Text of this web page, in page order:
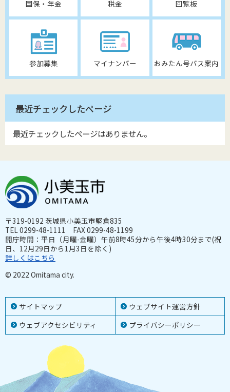
国保・年金 税金 回覧板
参加募集 マイナンバー おみたん号バス案内
最近チェックしたページ
最近チェックしたページはありません。
サイトマップ
ウェブサイト運営方針
ウェブアクセシビリティ
プライバシーポリシー
〒319-0192 茨城県小美玉市堅倉835
TEL 0299-48-1111 FAX 0299-48-1199
開庁時間：平日（月曜-金曜）午前8時45分から午後4時30分まで(祝
日、12月29日から1月3日を除く)
詳しくはこちら
© 2022 Omitama city.